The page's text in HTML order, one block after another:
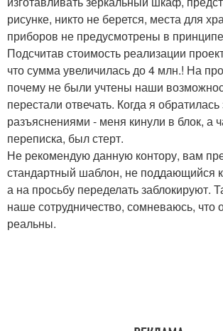
рисунке, никто не берется, места для
приборов не предусмотрены в
Подсчитав стоимость реализации
что сумма увеличилась до 4 млн.! На
почему не были учтены наши
перестали отвечать. Когда я обратилась
разъяснениями - меня кинули в блок, а
переписка, был стерт.
Не рекомендую данную контору, вам
стандартный шаблон, не поддающийся
а на просьбу переделать заблокируют.
наше сотрудничество, сомневаюсь,
реальны.